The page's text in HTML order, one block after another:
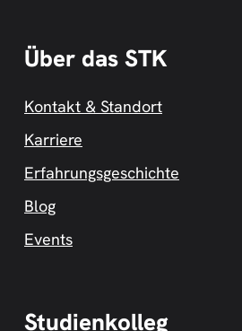
Über das STK
Kontakt & Standort
Karriere
Erfahrungsgeschichte
Blog
Events
Studienkolleg